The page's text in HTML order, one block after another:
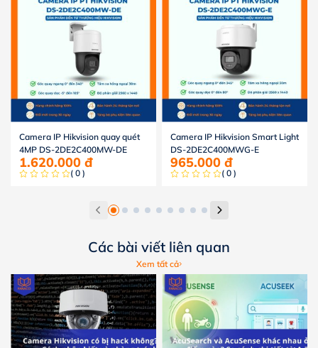
Camera IP Hikvision quay quét
4MP DS-2DE2C400MW-DE
1.620.000 đ
( 0 )
Camera IP Hikvision Smart Light
DS-2DE2C400MWG-E
965.000 đ
( 0 )
Các bài viết liên quan
Xem tất cả